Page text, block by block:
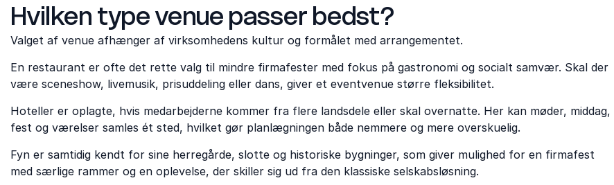
Hvilken type venue passer bedst?
Valget af venue afhænger af virksomhedens kultur og formålet med arrangementet.
En restaurant er ofte det rette valg til mindre firmafester med fokus på gastronomi og socialt samvær. Skal der
være sceneshow, livemusik, prisuddeling eller dans, giver et eventvenue større fleksibilitet.
Hoteller er oplagte, hvis medarbejderne kommer fra flere landsdele eller skal overnatte. Her kan møder, middag,
fest og værelser samles ét sted, hvilket gør planlægningen både nemmere og mere overskuelig.
Fyn er samtidig kendt for sine herregårde, slotte og historiske bygninger, som giver mulighed for en firmafest
med særlige rammer og en oplevelse, der skiller sig ud fra den klassiske selskabsløsning.